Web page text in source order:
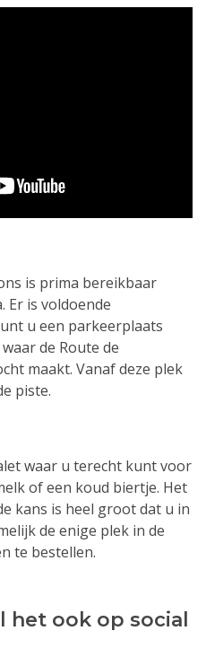
is prima bereikbaar
Er is voldoende
u een parkeerplaats
de Route de
maakt. Vanaf deze plek
piste.
waar u terecht kunt voor
of een koud biertje. Het
kans is heel groot dat u in
de enige plek in de
te bestellen.
het ook op social